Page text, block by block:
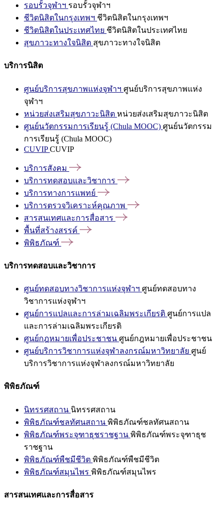
รอบรั้วจุฬาฯ รอบรั้วจุฬาฯ
ชีวิตนิสิตในกรุงเทพฯ ชีวิตนิสิตในกรุงเทพฯ
ชีวิตนิสิตในประเทศไทย ชีวิตนิสิตในประเทศไทย
สุขภาวะทางใจนิสิต สุขภาวะทางใจนิสิต
บริการนิสิต
ศูนย์บริการสุขภาพแห่งจุฬาฯ ศูนย์บริการสุขภาพแห่ง
จุฬาฯ
หน่วยส่งเสริมสุขภาวะนิสิต หน่วยส่งเสริมสุขภาวะนิสิต
ศูนย์นวัตกรรมการเรียนรู้ (Chula MOOC) ศูนย์นวัตกรรม
การเรียนรู้ (Chula MOOC)
CUVIPCUVIP
บริการสังคม
บริการทดสอบและวิชาการ
บริการทางการแพทย์
บริการตรวจวิเคราะห์คุณภาพ
สารสนเทศและการสื่อสาร
พื้นที่สร้างสรรค์
พิพิธภัณฑ์
บริการทดสอบและวิชาการ
ศูนย์ทดสอบทางวิชาการแห่งจุฬาฯ ศูนย์ทดสอบทาง
วิชาการแห่งจุฬาฯ
ศูนย์การแปลและการล่ามเฉลิมพระเกียรติ ศูนย์การแปล
และการล่ามเฉลิมพระเกียรติ
ศูนย์กฎหมายเพื่อประชาชน ศูนย์กฎหมายเพื่อประชาชน
ศูนย์บริการวิชาการแห่งจุฬาลงกรณ์มหาวิทยาลัย ศูนย์
บริการวิชาการแห่งจุฬาลงกรณ์มหาวิทยาลัย
พิพิธภัณฑ์
นิทรรศสถาน นิทรรศสถาน
พิพิธภัณฑ์ชลทัศนสถาน พิพิธภัณฑ์ชลทัศนสถาน
พิพิธภัณฑ์พระจุฑาธุชราชฐาน พิพิธภัณฑ์พระจุฑาธุช
ราชฐาน
พิพิธภัณฑ์พืชมีชีวิต พิพิธภัณฑ์พืชมีชีวิต
พิพิธภัณฑ์สมุนไพร พิพิธภัณฑ์สมุนไพร
สารสนเทศและการสื่อสาร